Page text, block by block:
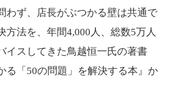
わず、店長がぶつかる壁は共通で
方法を、年間4,000人、総数5万人
イスしてきた鳥越恒一氏の著書
る「50の問題」を解決する本』か